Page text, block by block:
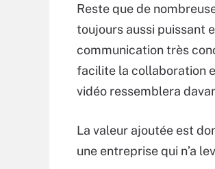
Reste que de
toujours aussi puissant
communication très
facilite la collaboration
vidéo ressemblera
La valeur ajoutée est
une entreprise qui n’a